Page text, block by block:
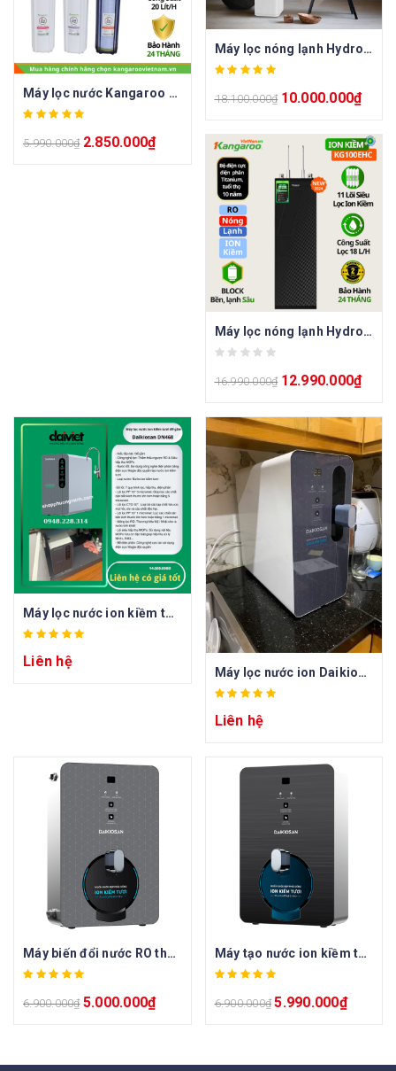
Máy lọc nước Kangaroo Hydrogen KG100ESGUS9
5.990.000₫ 2.850.000₫
Máy lọc nóng lạnh Hydrogen Ion Kiềm KG10A8ES
18.100.000₫ 10.000.000₫
Máy lọc nóng lạnh Hydrogen Ion Kiềm KG100EHC
16.990.000₫ 12.990.000₫
Máy lọc nước ion kiềm tươi Daikiosan DN468
Liên hệ
Máy lọc nước ion Daikiosan DN868
Liên hệ
Máy biến đổi nước RO thành nước ion kiềm tươi Daikiosan DN068
6.900.000₫ 5.000.000₫
Máy tạo nước ion kiềm từ từ máy lọc Ro sẵn có Daikiosan DN086
6.900.000₫ 5.990.000₫